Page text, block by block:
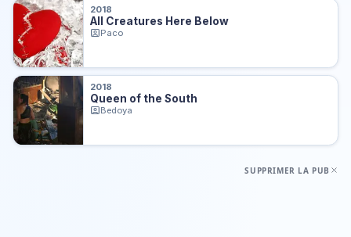
2018
All Creatures Here Below
Paco
2018
Queen of the South
Bedoya
SUPPRIMER LA PUB